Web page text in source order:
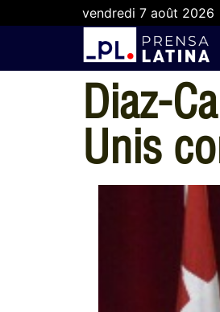
vendredi 7 août 2026 |
Diaz-
Unis